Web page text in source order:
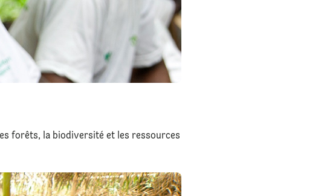
forêts, la biodiversité et les ressources